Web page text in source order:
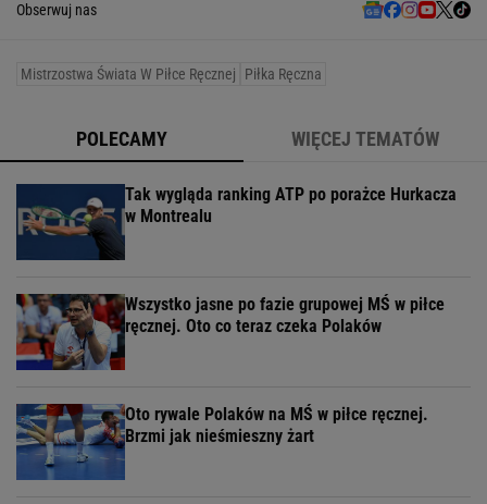
Obserwuj nas
Mistrzostwa Świata W Piłce Ręcznej Piłka Ręczna
POLECAMY WIĘCEJ TEMATÓW
Tak wygląda ranking ATP po porażce Hurkacza
w Montrealu
Wszystko jasne po fazie grupowej MŚ w piłce
ręcznej. Oto co teraz czeka Polaków
Oto rywale Polaków na MŚ w piłce ręcznej.
Brzmi jak nieśmieszny żart